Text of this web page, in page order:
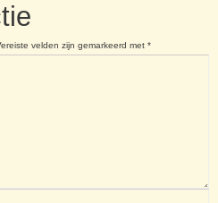
velden zijn gemarkeerd met *